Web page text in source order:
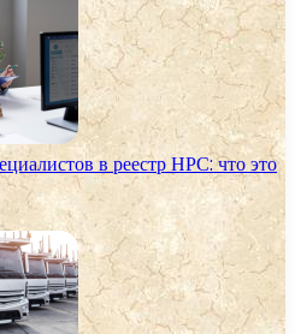
в реестр НРС: что это